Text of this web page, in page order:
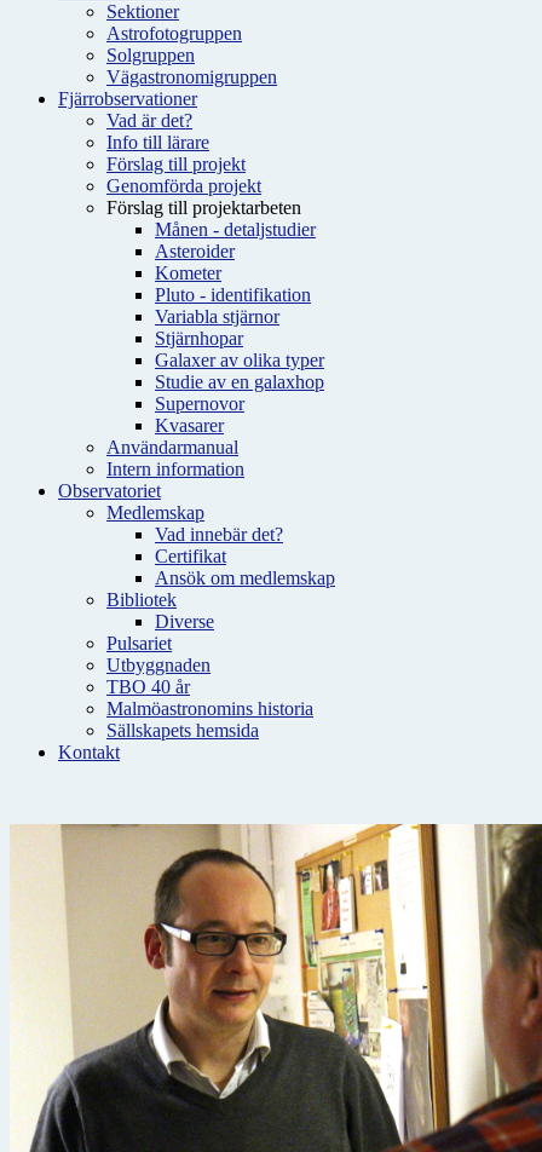
Sektioner
Astrofotogruppen
Solgruppen
Vägastronomigruppen
Fjärrobservationer
Vad är det?
Info till lärare
Förslag till projekt
Genomförda projekt
Förslag till projektarbeten
Månen - detaljstudier
Asteroider
Kometer
Pluto - identifikation
Variabla stjärnor
Stjärnhopar
Galaxer av olika typer
Studie av en galaxhop
Supernovor
Kvasarer
Användarmanual
Intern information
Observatoriet
Medlemskap
Vad innebär det?
Certifikat
Ansök om medlemskap
Bibliotek
Diverse
Pulsariet
Utbyggnaden
TBO 40 år
Malmöastronomins historia
Sällskapets hemsida
Kontakt